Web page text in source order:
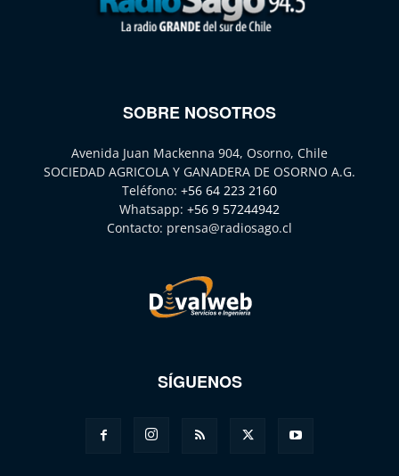
SOBRE NOSOTROS
Avenida Juan Mackenna 904, Osorno, Chile
SOCIEDAD AGRICOLA Y GANADERA DE OSORNO A.G.
Teléfono: +56 64 223 2160
Whatsapp: +56 9 57244942
Contacto: prensa@radiosago.cl
SÍGUENOS